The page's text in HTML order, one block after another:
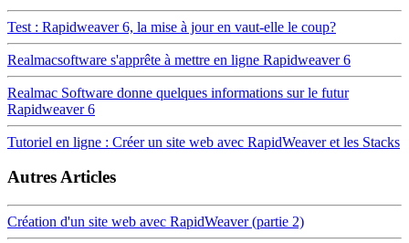
Test : Rapidweaver 6, la mise à jour en vaut-elle le coup?
Realmacsoftware s'apprête à mettre en ligne Rapidweaver 6
Realmac Software donne quelques informations sur le futur
Rapidweaver 6
Tutoriel en ligne : Créer un site web avec RapidWeaver et les Stacks
Autres Articles
Création d'un site web avec RapidWeaver (partie 2)